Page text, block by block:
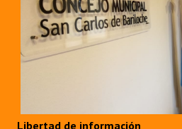
Libertad de información